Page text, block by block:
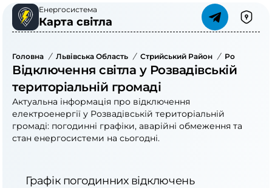
Енергосистема
Карта світла
Головна / Львівська Область / Стрийський Район /
Відключення світла у Розвадівській
територіальній громаді
Актуальна інформація про відключення
електроенергії у Розвадівській територіальній
громаді: погодинні графіки, аварійні обмеження та
стан енергосистеми на сьогодні.
Графік погодинних відключень